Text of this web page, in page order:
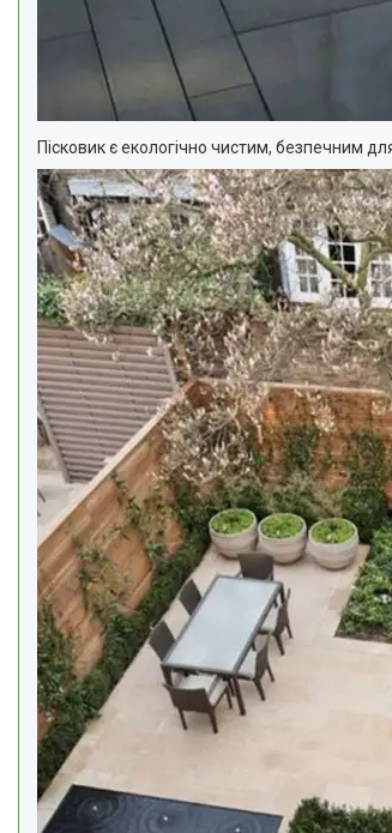
Пісковик є екологічно чистим, безпечним